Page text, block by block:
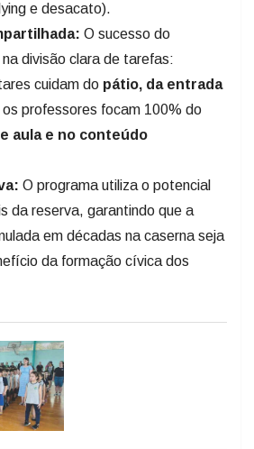
e desacato).
O sucesso do
divisão clara de tarefas:
cuidam do pátio, da entrada
os professores focam 100% do
aula e no conteúdo
O programa utiliza o potencial
da reserva, garantindo que a
em décadas na caserna seja
da formação cívica dos